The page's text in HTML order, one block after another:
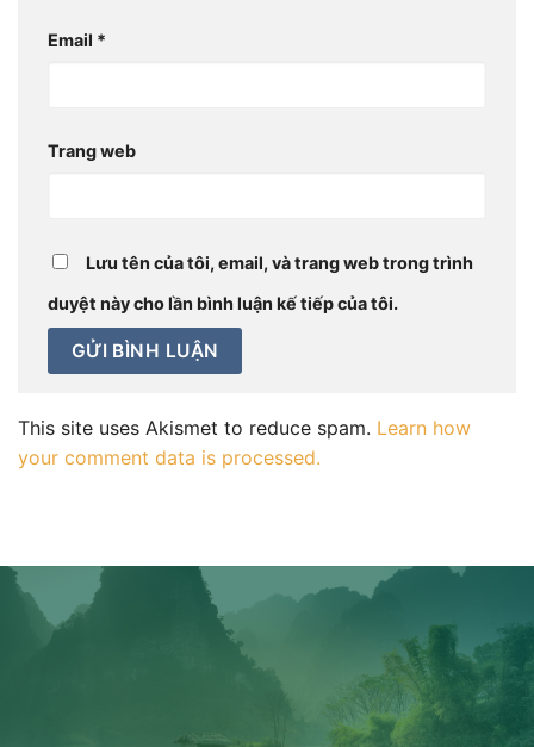
Email *
Trang web
Lưu tên của tôi, email, và trang web trong trình
duyệt này cho lần bình luận kế tiếp của tôi.
This site uses Akismet to reduce spam. Learn how
your comment data is processed.